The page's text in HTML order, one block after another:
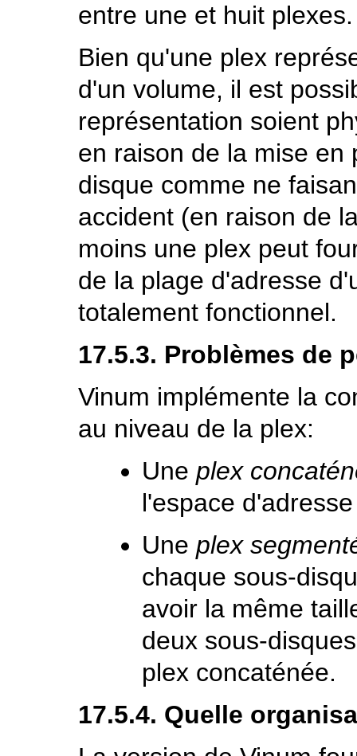
entre une et huit plexes.
Bien qu'une plex
d'un volume, il est
représentation soient
en raison de la mise en
disque comme ne
accident (en raison de
moins une plex peut
de la plage d'adresse
totalement fonctionnel.
17.5.3. Problèmes de
Vinum implémente la
au niveau de la plex:
Uneplex
l'espace
Uneplex
chaque sous-
avoir la même
deux sous-
plex concaténée.
17.5.4. Quelle